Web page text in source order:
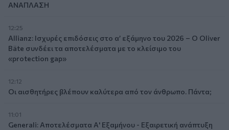
ΑΝΑΠΛΑΣΗ
12:25
Allianz: Ισχυρές επιδόσεις στο α’ εξάμηνο του 2026 – Ο Oliver
Bäte συνδέει τα αποτελέσματα με το κλείσιμο του
«protection gap»
12:12
Οι αισθητήρες βλέπουν καλύτερα από τον άνθρωπο. Πάντα;
11:01
Generali: Αποτελέσματα Α' Εξαμήνου - Εξαιρετική ανάπτυξη